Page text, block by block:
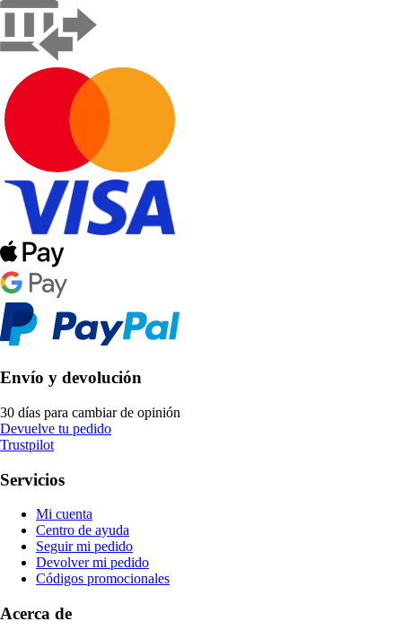
Envío y devolución
30 días para cambiar de opinión
Devuelve tu pedido
Trustpilot
Servicios
Mi cuenta
Centro de ayuda
Seguir mi pedido
Devolver mi pedido
Códigos promocionales
Acerca de